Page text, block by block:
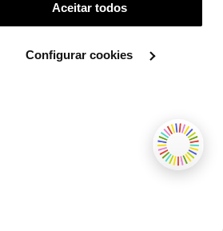
Aceitar todos
Configurar cookies